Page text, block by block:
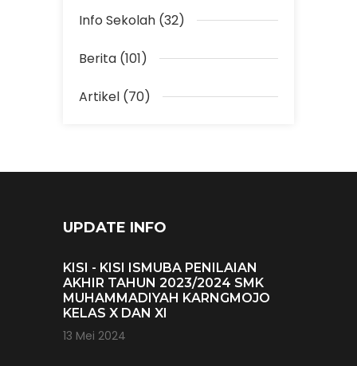
Info Sekolah (32)
Berita (101)
Artikel (70)
UPDATE INFO
KISI - KISI ISMUBA PENILAIAN
AKHIR TAHUN 2023/2024 SMK
MUHAMMADIYAH KARNGMOJO
KELAS X DAN XI
13 Mei 2024